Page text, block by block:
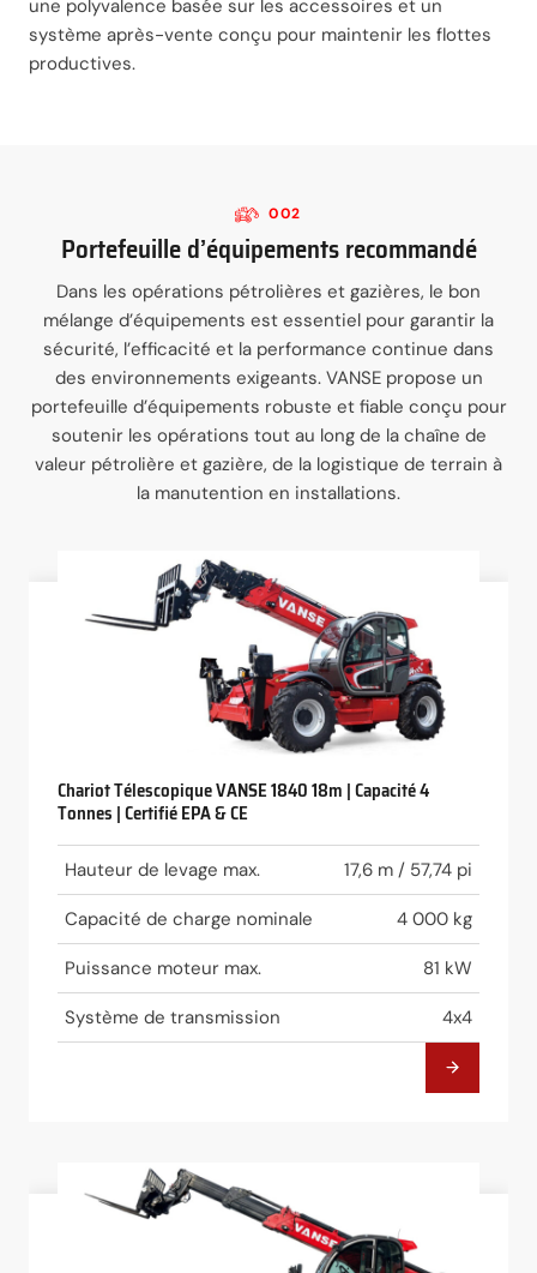
une polyvalence basée sur les accessoires et un
système après-vente conçu pour maintenir les flottes
productives.
002
Portefeuille d’équipements recommandé
Dans les opérations pétrolières et gazières, le bon
mélange d’équipements est essentiel pour garantir la
sécurité, l’efficacité et la performance continue dans
des environnements exigeants. VANSE propose un
portefeuille d’équipements robuste et fiable conçu pour
soutenir les opérations tout au long de la chaîne de
valeur pétrolière et gazière, de la logistique de terrain à
la manutention en installations.
Chariot Télescopique VANSE 1840 18m | Capacité 4
Tonnes | Certifié EPA & CE
Hauteur de levage max. 17,6 m / 57,74 pi
Capacité de charge nominale 4 000 kg
Puissance moteur max. 81 kW
Système de transmission 4x4